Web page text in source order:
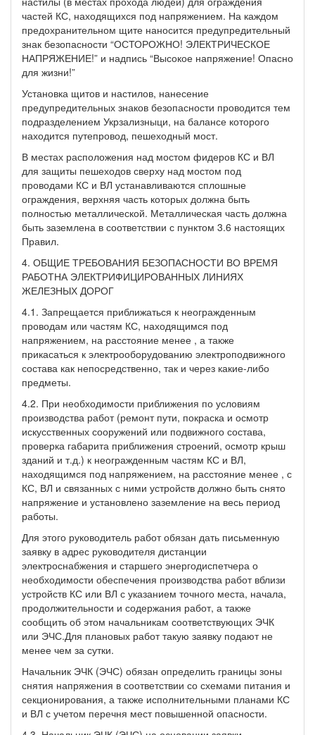
частей КС, находящихся под напряжением. На каждом
предохранительном щите наносится предупредительный
знак безопасности “ОСТОРОЖНО! ЭЛЕКТРИЧЕСКОЕ
НАПРЯЖЕНИЕ!” и надпись “Высокое напряжение! Опасно
для жизни!”
Установка щитов и настилов, нанесение
предупредительных знаков безопасности проводится тем
подразделением Укрзализныци, на балансе которого
находится путепровод, пешеходный мост.
В местах расположения над мостом фидеров КС и ВЛ
для защиты пешеходов сверху над мостом под
проводами КС и ВЛ устанавливаются сплошные
ограждения, верхняя часть которых должна быть
полностью металлической. Металлическая часть должна
быть заземлена в соответствии с пунктом 3.6 настоящих
Правил.
4. ОБЩИЕ ТРЕБОВАНИЯ БЕЗОПАСНОСТИ ВО ВРЕМЯ
РАБОТНА ЭЛЕКТРИФИЦИРОВАННЫХ ЛИНИЯХ
ЖЕЛЕЗНЫХ ДОРОГ
4.1. Запрещается приближаться к неогражденным
проводам или частям КС, находящимся под
напряжением, на расстояние менее , а также
прикасаться к электрооборудованию электроподвижного
состава как непосредственно, так и через какие-либо
предметы.
4.2. При необходимости приближения по условиям
производства работ (ремонт пути, покраска и осмотр
искусственных сооружений или подвижного состава,
проверка габарита приближения строений, осмотр крыш
зданий и т.д.) к неогражденным частям КС и ВЛ,
находящимся под напряжением, на расстояние менее , с
КС, ВЛ и связанных с ними устройств должно быть снято
напряжение и установлено заземление на весь период
работы.
Для этого руководитель работ обязан дать письменную
заявку в адрес руководителя дистанции
электроснабжения и старшего энергодиспетчера о
необходимости обеспечения производства работ вблизи
устройств КС или ВЛ с указанием точного места, начала,
продолжительности и содержания работ, а также
сообщить об этом начальникам соответствующих ЭЧК
или ЭЧС.Для плановых работ такую заявку подают не
менее чем за сутки.
Начальник ЭЧК (ЭЧС) обязан определить границы зоны
снятия напряжения в соответствии со схемами питания и
секционирования, а также исполнительными планами КС
и ВЛ с учетом перечня мест повышенной опасности.